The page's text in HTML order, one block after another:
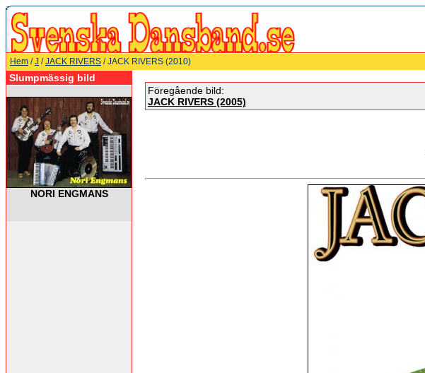
Hem /J /JACK RIVERS / JACK RIVERS (2010)
Slumpmässig bild
NORI ENGMANS
Föregående bild:
JACK RIVERS (2005)